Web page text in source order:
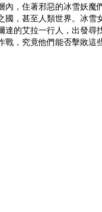
，住著邪惡的冰雪妖
，甚至人類世界。冰
的艾拉一行人，出發
，究竟他們能否擊敗